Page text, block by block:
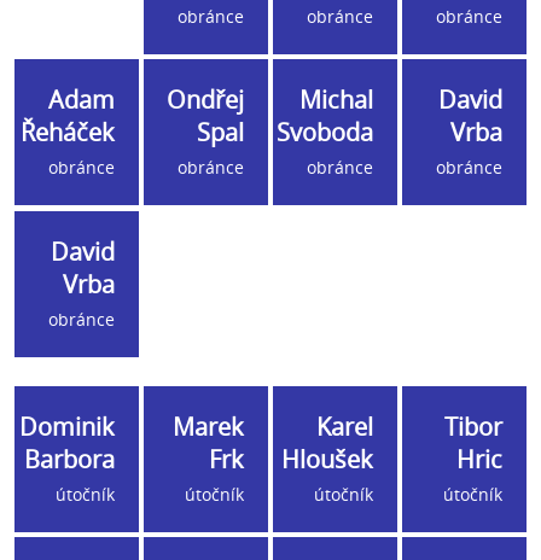
obránce obránce obránce
Adam
Řeháček
obránce
Ondřej
Spal
obránce
Michal
Svoboda
obránce
David
Vrba
obránce
David
Vrba
obránce
Dominik
Barbora
útočník
Marek
Frk
útočník
Karel
Hloušek
útočník
Tibor
Hric
útočník